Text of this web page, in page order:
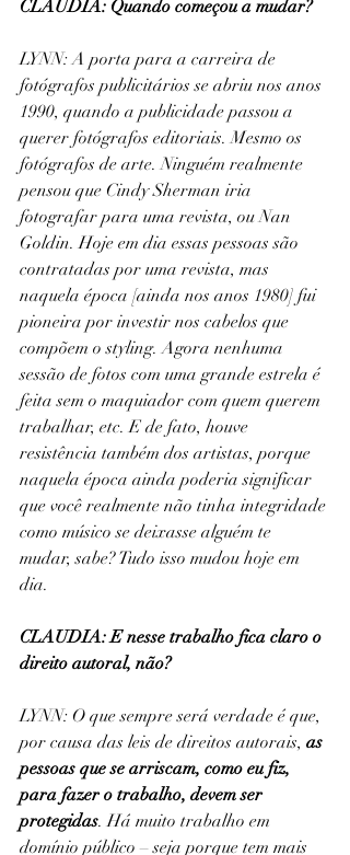
CLAUDIA: Quando começou a mudar?
LYNN: A porta para a carreira de
fotógrafos publicitários se abriu nos anos
1990, quando a publicidade passou a
querer fotógrafos editoriais. Mesmo os
fotógrafos de arte. Ninguém realmente
pensou que Cindy Sherman iria
fotografar para uma revista, ou Nan
Goldin. Hoje em dia essas pessoas são
contratadas por uma revista, mas
naquela época [ainda nos anos 1980] fui
pioneira por investir nos cabelos que
compõem o styling. Agora nenhuma
sessão de fotos com uma grande estrela é
feita sem o maquiador com quem querem
trabalhar, etc. E de fato, houve
resistência também dos artistas, porque
naquela época ainda poderia significar
que você realmente não tinha integridade
como músico se deixasse alguém te
mudar, sabe? Tudo isso mudou hoje em
dia.
CLAUDIA: E nesse trabalho fica claro o
direito autoral, não?
LYNN: O que sempre será verdade é que,
por causa das leis de direitos autorais, as
pessoas que se arriscam, como eu fiz,
para fazer o trabalho, devem ser
protegidas. Há muito trabalho em
domínio público – seja porque tem mais